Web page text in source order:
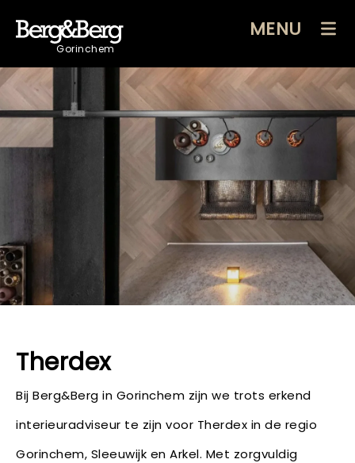
Gorinchem
MENU
Therdex
Bij Berg&Berg in Gorinchem zijn we trots erkend
interieuradviseur te zijn voor Therdex in de regio
Gorinchem, Sleeuwijk en Arkel. Met zorgvuldig